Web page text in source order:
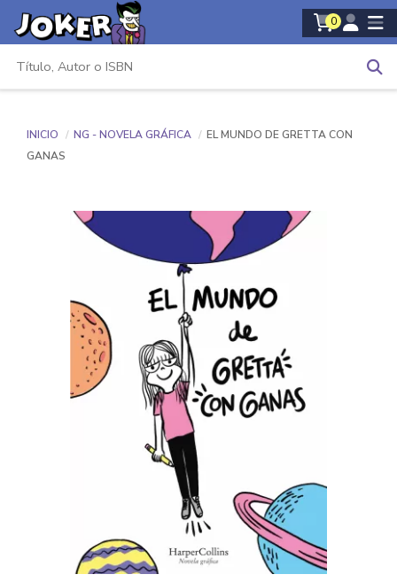
0
INICIO NG - NOVELA GRÁFICA
EL MUNDO DE GRETTA CON
GANAS